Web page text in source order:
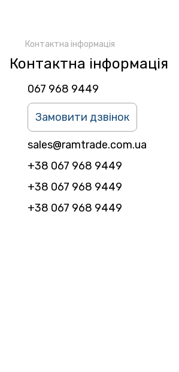
Контактна інформація
Контактна інформація
067 968 9449
Замовити дзвінок
sales@ramtrade.com.ua
+38 067 968 9449
+38 067 968 9449
+38 067 968 9449